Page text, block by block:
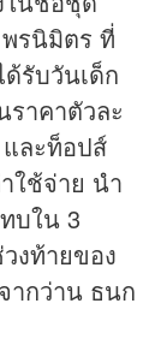
รนิมิตร ที่
รับวันเด็ก
าคาตัวละ
ละท็อปส์
ใช้จ่าย นำ
บใน 3
งท้ายของ
ากว่าน ธนก